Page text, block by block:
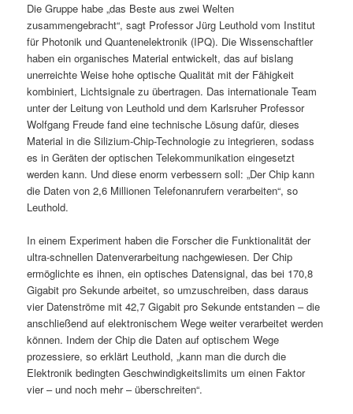
Die Gruppe habe „das Beste aus zwei Welten
zusammengebracht“, sagt Professor Jürg Leuthold vom Institut
für Photonik und Quantenelektronik (IPQ). Die Wissenschaftler
haben ein organisches Material entwickelt, das auf bislang
unerreichte Weise hohe optische Qualität mit der Fähigkeit
kombiniert, Lichtsignale zu übertragen. Das internationale Team
unter der Leitung von Leuthold und dem Karlsruher Professor
Wolfgang Freude fand eine technische Lösung dafür, dieses
Material in die Silizium-Chip-Technologie zu integrieren, sodass
es in Geräten der optischen Telekommunikation eingesetzt
werden kann. Und diese enorm verbessern soll: „Der Chip kann
die Daten von 2,6 Millionen Telefonanrufern verarbeiten“, so
Leuthold.
In einem Experiment haben die Forscher die Funktionalität der
ultra-schnellen Datenverarbeitung nachgewiesen. Der Chip
ermöglichte es ihnen, ein optisches Datensignal, das bei 170,8
Gigabit pro Sekunde arbeitet, so umzuschreiben, dass daraus
vier Datenströme mit 42,7 Gigabit pro Sekunde entstanden – die
anschließend auf elektronischem Wege weiter verarbeitet werden
können. Indem der Chip die Daten auf optischem Wege
prozessiere, so erklärt Leuthold, „kann man die durch die
Elektronik bedingten Geschwindigkeitslimits um einen Faktor
vier – und noch mehr – überschreiten“.